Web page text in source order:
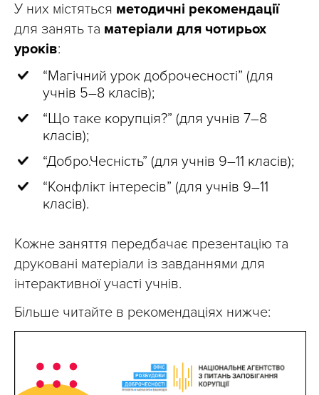
У них містяться методичні рекомендації
для занять та матеріали для чотирьох
уроків:
“Магічний урок доброчесності” (для
учнів 5–8 класів);
“Що таке корупція?” (для учнів 7–8
класів);
“Добро.Чесність” (для учнів 9–11 класів);
“Конфлікт інтересів” (для учнів 9–11
класів).
Кожне заняття передбачає презентацію та
друковані матеріали із завданнями для
інтерактивної участі учнів.
Більше читайте в рекомендаціях нижче: